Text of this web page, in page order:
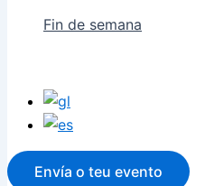
Fin de semana
Envía o teu evento